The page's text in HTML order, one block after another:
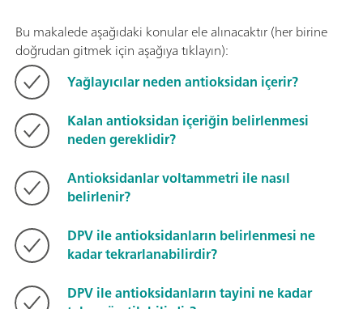
Bu makalede aşağıdaki konular ele alınacaktır (her birine
doğrudan gitmek için aşağıya tıklayın):
Yağlayıcılar neden antioksidan içerir?
Kalan antioksidan içeriğin belirlenmesi
neden gereklidir?
Antioksidanlar voltammetri ile nasıl
belirlenir?
DPV ile antioksidanların belirlenmesi ne
kadar tekrarlanabilirdir?
DPV ile antioksidanların tayini ne kadar